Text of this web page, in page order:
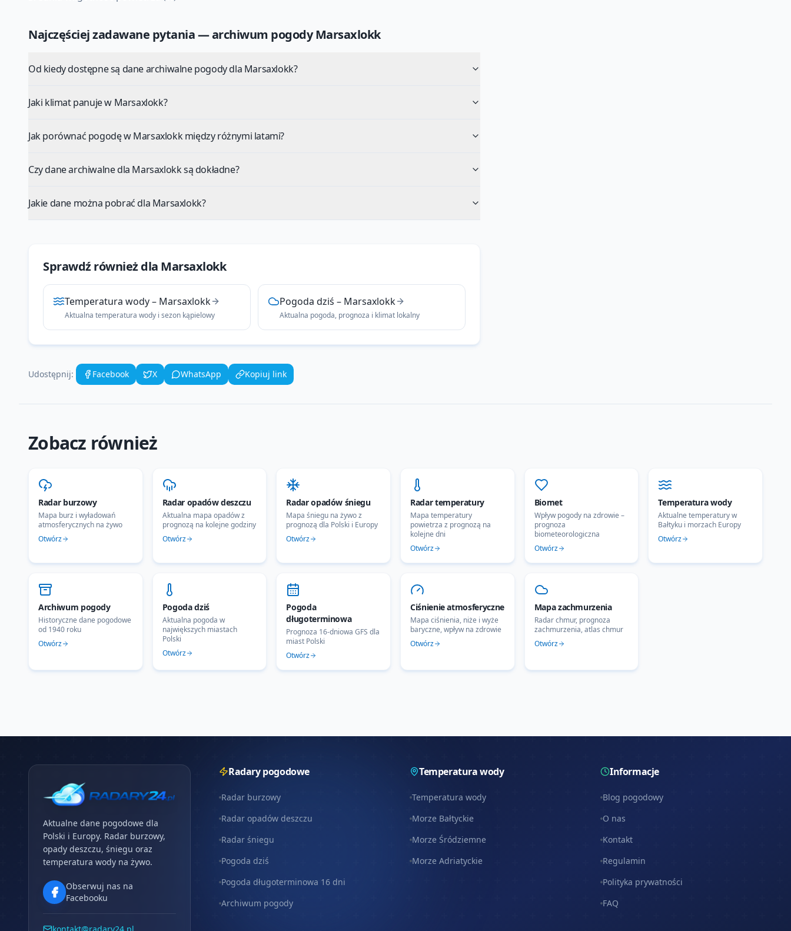
Najczęściej zadawane pytania — archiwum pogodyMarsaxlokk
Od kiedy dostępne są dane archiwalne pogody dla Marsaxlokk?
Jaki klimat panuje w Marsaxlokk?
Jak porównać pogodę w Marsaxlokk między różnymi latami?
Czy dane archiwalne dla Marsaxlokk są dokładne?
Jakie dane można pobrać dla Marsaxlokk?
Sprawdź również dla Marsaxlokk
Temperatura wody– Marsaxlokk
Aktualna temperatura wody i sezon kąpielowy
Pogoda dziś – Marsaxlokk
Aktualna pogoda, prognoza i klimat lokalny
Udostępnij: Facebook X WhatsApp Kopiuj link
Zobacz również
Radar burzowy
Mapa burz i wyładowań
atmosferycznych na żywo
Otwórz
Radar opadów deszczu
Aktualna mapa opadów z
prognozą na kolejne godziny
Otwórz
Radar opadów śniegu
Mapa śniegu na żywo z
prognozą dla Polski i Europy
Otwórz
Radar temperatury
Mapa temperatury
powietrza z prognozą na
kolejne dni
Otwórz
Biomet
Wpływ pogody na zdrowie –
prognoza
biometeorologiczna
Otwórz
Temperatura wody
Aktualne temperatury w
Bałtyku i morzach Europy
Otwórz
Archiwum pogody
Historyczne dane pogodowe
od 1940 roku
Otwórz
Pogoda dziś
Aktualna pogoda w
największych miastach
Polski
Otwórz
Pogoda
długoterminowa
Prognoza 16-dniowa GFS dla
miast Polski
Otwórz
Ciśnienie atmosferyczne
Mapa ciśnienia, niże i wyże
baryczne, wpływ na zdrowie
Otwórz
Mapa zachmurzenia
Radar chmur, prognoza
zachmurzenia, atlas chmur
Otwórz
Aktualne dane pogodowe dla
Polski i Europy. Radar burzowy,
opady deszczu, śniegu oraz
temperatura wody na żywo.
Obserwuj nas na
Facebooku
Radary pogodowe
Radar burzowy
Radar opadów deszczu
Radar śniegu
Pogoda dziś
Pogoda długoterminowa 16 dni
Archiwum pogody
Temperatura wody
Temperatura wody
Morze Bałtyckie
Morze Śródziemne
Morze Adriatyckie
Informacje
Blog pogodowy
O nas
Kontakt
Regulamin
Polityka prywatności
FAQ